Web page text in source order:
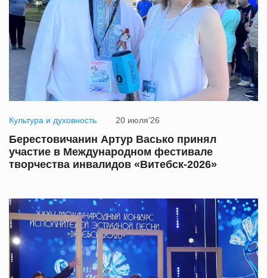
Культура и духовность 20 июля'26
Берестовичанин Артур Васько принял
участие в Международном фестивале
творчества инвалидов «Витебск-2026»